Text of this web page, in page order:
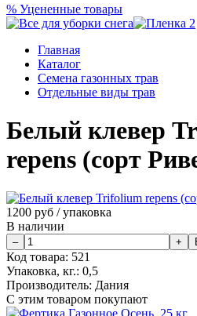
% Уцененные товары
Главная
Каталог
Семена газонных трав
Отдельные виды трав
Белый клевер
repens (сорт
1200 руб / упаковка
В наличии
Код товара: 521
Упаковка, кг.: 0,5
Производитель: Дания
С этим товаром покупают